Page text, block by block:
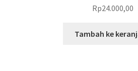
Rp24.000,00
Tambah ke